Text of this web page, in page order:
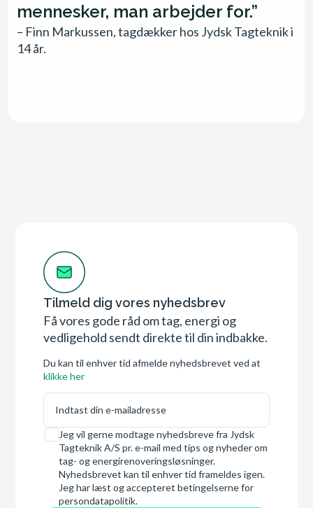
mennesker, man arbejder for.”​
– Finn Markussen, tagdækker hos Jydsk Tagteknik i
14 år.
Tilmeld dig vores nyhedsbrev
Få vores gode råd om tag, energi og
vedligehold sendt direkte til din indbakke.
Du kan til enhver tid afmelde nyhedsbrevet ved at
klikke her
E-mail
Samtykke
Jeg vil gerne modtage nyhedsbreve fra Jydsk
Tagteknik A/S pr. e-mail med tips og nyheder om
tag- og energirenoveringsløsninger.
Nyhedsbrevet kan til enhver tid frameldes igen.
Jeg har læst og accepteret betingelserne for
persondatapolitik.